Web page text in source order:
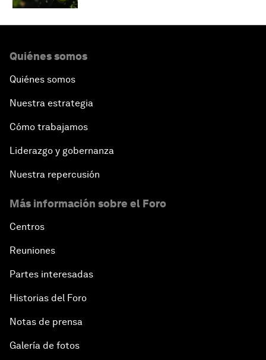
Quiénes somos
Quiénes somos
Nuestra estrategia
Cómo trabajamos
Liderazgo y gobernanza
Nuestra repercusión
Más información sobre el Foro
Centros
Reuniones
Partes interesadas
Historias del Foro
Notas de prensa
Galería de fotos